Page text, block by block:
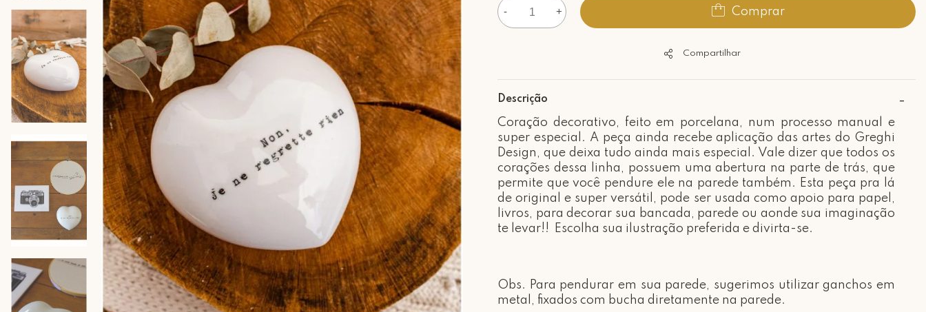
- + Comprar
Compartilhar
Descrição
Coração decorativo, feito em porcelana, num processo manual e
super especial. A peça ainda recebe aplicação das artes do Greghi
Design, que deixa tudo ainda mais especial. Vale dizer que todos os
corações dessa linha, possuem uma abertura na parte de trás, que
permite que você pendure ele na parede também. Esta peça pra
lá
de original e super versátil, pode ser usada como apoio para papel,
livros, para decorar sua bancada, parede ou aonde sua imaginação
te levar!! Escolha sua ilustração preferida e divirta-se.
Obs. Para pendurar em sua parede, sugerimos utilizar ganchos em
metal, fixados com bucha diretamente na parede.